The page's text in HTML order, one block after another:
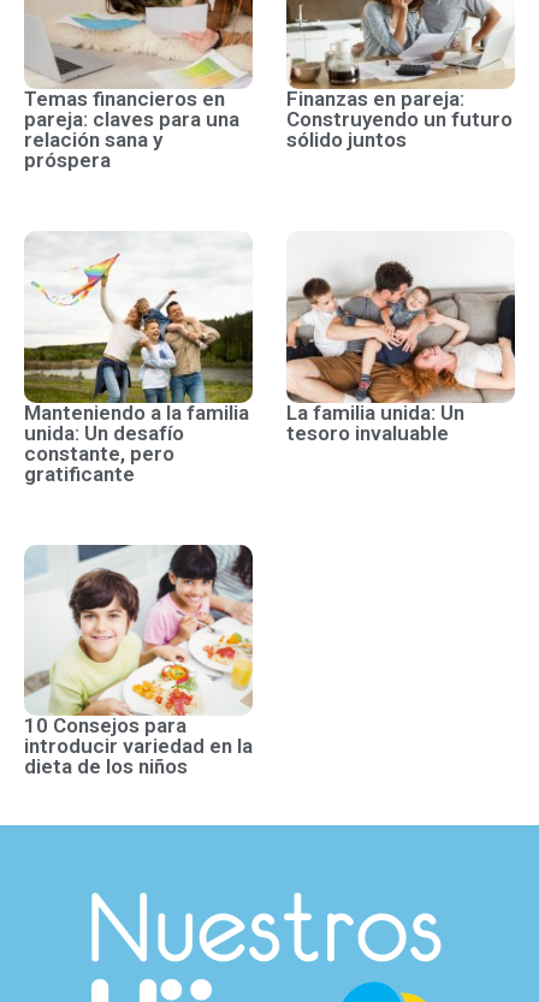
Temas financieros en
pareja: claves para una
relación sana y
próspera
Finanzas en pareja:
Construyendo un futuro
sólido juntos
Manteniendo a la familia
unida: Un desafío
constante, pero
gratificante
La familia unida: Un
tesoro invaluable
10 Consejos para
introducir variedad en la
dieta de los niños